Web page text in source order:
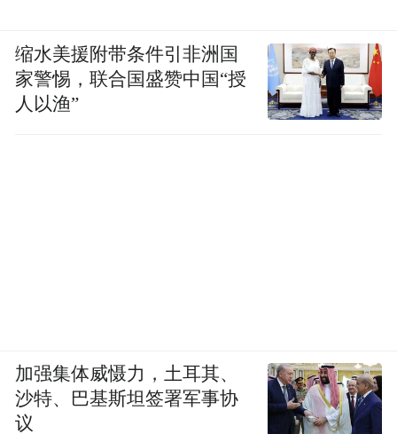
缩水美援附带条件引非洲国
家警惕，联合国盛赞中国“授
人以渔”
加强集体威慑力，土耳其、
沙特、巴基斯坦签署军事协
议